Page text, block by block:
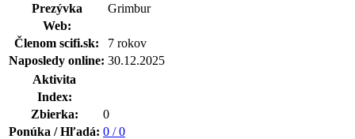
Prezývka
Grimbur
Web:
Členom scifi.sk:
7 rokov
Naposledy online: 30.12.2025
Aktivita
Index:
Zbierka:
0
Ponúka / Hľadá: 0 / 0